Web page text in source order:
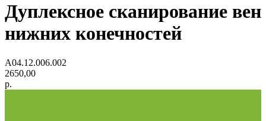
Дуплексное сканирование вен
нижних конечностей
A04.12.006.002
2650,00
р.